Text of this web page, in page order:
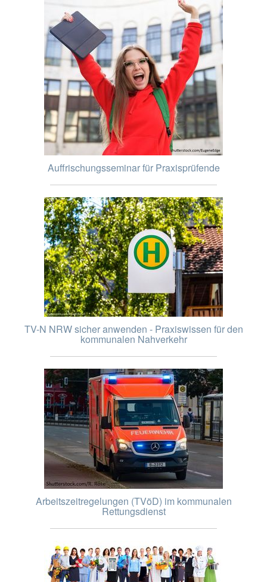
Auffrischungsseminar für Praxisprüfende
TV-N NRW sicher anwenden - Praxiswissen für den
kommunalen Nahverkehr
Arbeitszeitregelungen (TVöD) im kommunalen
Rettungsdienst